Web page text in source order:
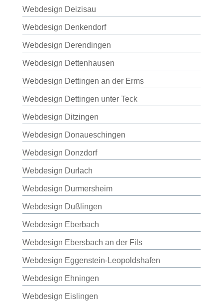
Webdesign Deizisau
Webdesign Denkendorf
Webdesign Derendingen
Webdesign Dettenhausen
Webdesign Dettingen an der Erms
Webdesign Dettingen unter Teck
Webdesign Ditzingen
Webdesign Donaueschingen
Webdesign Donzdorf
Webdesign Durlach
Webdesign Durmersheim
Webdesign Dußlingen
Webdesign Eberbach
Webdesign Ebersbach an der Fils
Webdesign Eggenstein-Leopoldshafen
Webdesign Ehningen
Webdesign Eislingen